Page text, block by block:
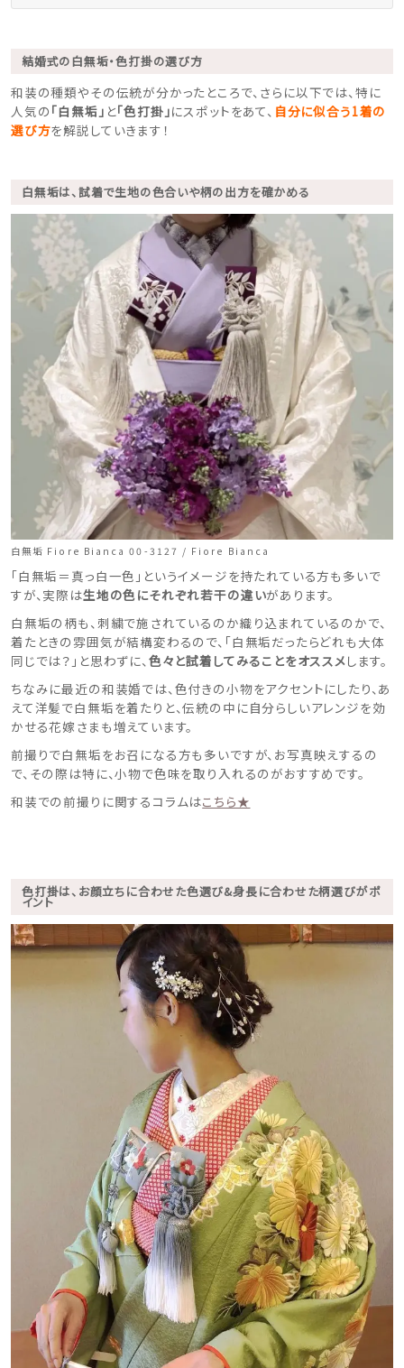
結婚式の白無垢・色打掛の選び方
和装の種類やその伝統が分かったところで、さらに以下では、特に
人気の 「白無垢」 と「色打掛」にスポットをあて、 自分に似合う1着の
選び方を解説していきます！
白無垢は、試着で生地の色合いや柄の出方を確かめる
白無垢 Fiore Bianca 00-3127 / Fiore Bianca
「白無垢＝真っ白一色」というイメージを持たれている方も多いで
すが、実際は生地の色にそれぞれ若干の違いがあります。
白無垢の柄も、刺繍で施されているのか織り込まれているのかで、
着たときの雰囲気が結構変わるので、「白無垢だったらどれも大体
同じでは？」と思わずに、 色々と試着してみることをオススメします。
ちなみに最近の和装婚では、色付きの小物をアクセントにしたり、あ
えて洋髪で白無垢を着たりと、伝統の中に自分らしいアレンジを効
かせる花嫁さまも増えています。
前撮りで白無垢をお召になる方も多いですが、お写真映えするの
で、その際は特に、小物で色味を取り入れるのがおすすめです。
和装での前撮りに関するコラムはこちら★
色打掛は、お顔立ちに合わせた色選び&身長に合わせた柄選びがポ
イント